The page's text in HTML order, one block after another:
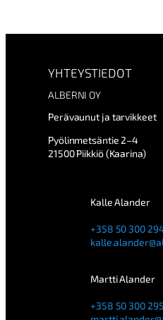
YHTEYSTIEDOT
ALBERNI OY
Perävaunut ja tarvikkeet
Pyölinmetsäntie 2–4
21500 Piikkiö (Kaarina)
Kalle Alander
+358 50 300
Martti Alander
+358 50 300